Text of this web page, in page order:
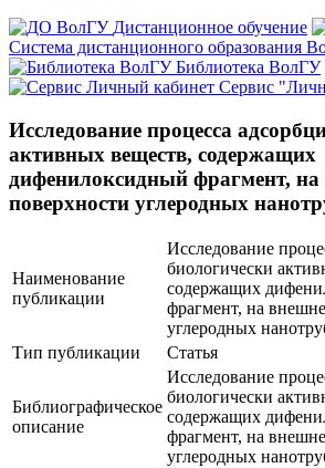
Дистанционное обучение
Система дистанционного образования
Библиотека ВолГУ
Сервис
Исследование процесса
активных веществ, содержащих
дифенилоксидный фрагмент,
поверхности углеродных
Наименование
публикации
Исследование
биологически
содержащих
фрагмент, на
углеродных
Тип публикации
Статья
Библиографическое
описание
Исследование
биологически
содержащих
фрагмент, на
углеродных